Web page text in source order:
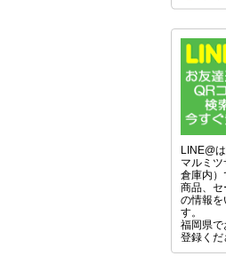
LINE@
マルミ
倉庫内）
商品、セ
の情報を
す。
福岡県で
登録くだ